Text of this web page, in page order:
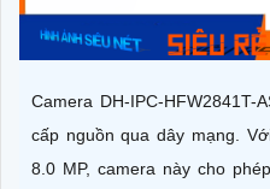
Camera DH-IPC-
cấp nguồn qua dây mạng.
8.0 MP, camera này cho